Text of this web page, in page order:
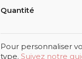
Quantité
Pour personnaliser
type. Suivez notre